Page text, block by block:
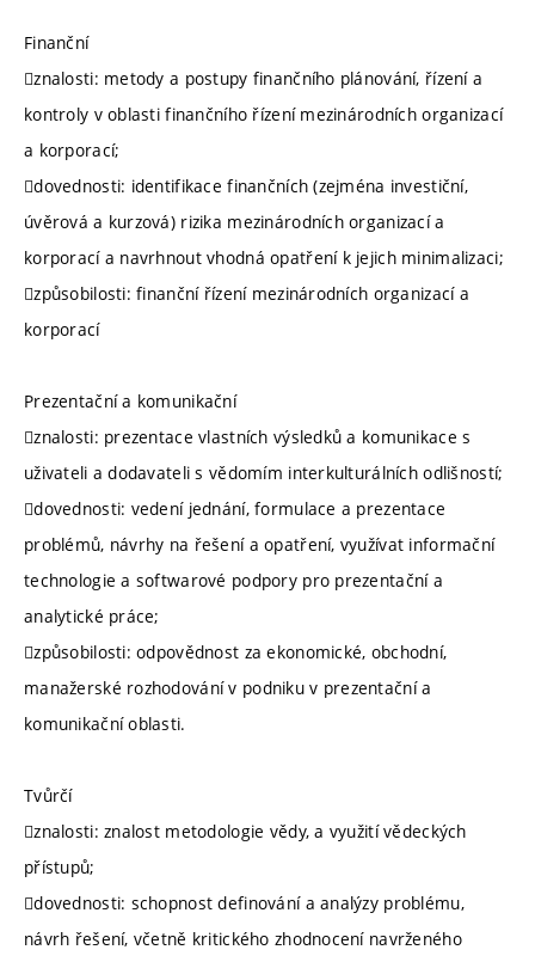
Finanční
znalosti: metody a postupy finančního plánování, řízení a
kontroly v oblasti finančního řízení mezinárodních organizací
a korporací;
dovednosti: identifikace finančních (zejména investiční,
úvěrová a kurzová) rizika mezinárodních organizací a
korporací a navrhnout vhodná opatření k jejich minimalizaci;
způsobilosti: finanční řízení mezinárodních organizací a
korporací
Prezentační a komunikační
znalosti: prezentace vlastních výsledků a komunikace s
uživateli a dodavateli s vědomím interkulturálních odlišností;
dovednosti: vedení jednání, formulace a prezentace
problémů, návrhy na řešení a opatření, využívat informační
technologie a softwarové podpory pro prezentační a
analytické práce;
způsobilosti: odpovědnost za ekonomické, obchodní,
manažerské rozhodování v podniku v prezentační a
komunikační oblasti.
Tvůrčí
znalosti: znalost metodologie vědy, a využití vědeckých
přístupů;
dovednosti: schopnost definování a analýzy problému,
návrh řešení, včetně kritického zhodnocení navrženého